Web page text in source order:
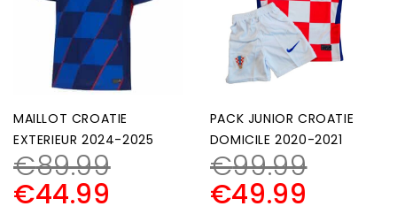
MAILLOT CROATIE
EXTERIEUR 2024-2025
€89.99
€44.99
PACK JUNIOR CROATIE
DOMICILE 2020-2021
€99.99
€49.99